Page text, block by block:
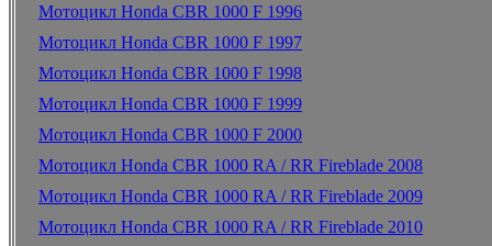
Мотоцикл Honda CBR 1000 F 1996
Мотоцикл Honda CBR 1000 F 1997
Мотоцикл Honda CBR 1000 F 1998
Мотоцикл Honda CBR 1000 F 1999
Мотоцикл Honda CBR 1000 F 2000
Мотоцикл Honda CBR 1000 RA / RR Fireblade 2008
Мотоцикл Honda CBR 1000 RA / RR Fireblade 2009
Мотоцикл Honda CBR 1000 RA / RR Fireblade 2010